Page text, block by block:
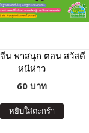
น พาสนุก ตอน สวัสดี
หนีห่าว
60 บาท
หยิบใส่ตะกร้า